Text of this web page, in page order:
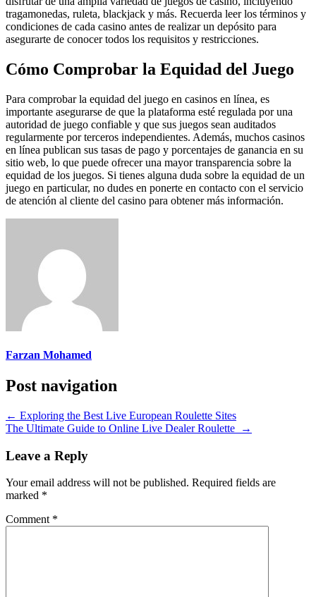
tragamonedas, ruleta, blackjack y más. Recuerda leer los términos y
condiciones de cada casino antes de realizar un depósito para
asegurarte de conocer todos los requisitos y restricciones.
Cómo Comprobar la Equidad del Juego
Para comprobar la equidad del juego en casinos en línea, es
importante asegurarse de que la plataforma esté regulada por una
autoridad de juego confiable y que sus juegos sean auditados
regularmente por terceros independientes. Además, muchos casinos
en línea publican sus tasas de pago y porcentajes de ganancia en su
sitio web, lo que puede ofrecer una mayor transparencia sobre la
equidad de los juegos. Si tienes alguna duda sobre la equidad de un
juego en particular, no dudes en ponerte en contacto con el servicio
de atención al cliente del casino para obtener más información.
Farzan Mohamed
Post navigation
← Exploring the Best Live European Roulette Sites
The Ultimate Guide to Online Live Dealer Roulette
→
Leave a Reply
Your email address will not be published. Required fields are
marked *
Comment *